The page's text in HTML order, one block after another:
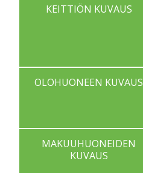
KEITTIÖN KUVAUS
OLOHUONEEN KUVAUS
MAKUUHUONEIDEN
KUVAUS